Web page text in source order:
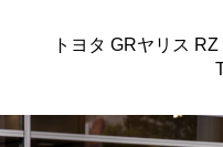
トヨタ GRヤリス